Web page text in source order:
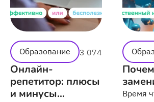
Образование 3 074
Онлайн-
репетитор: плюсы
и минусы
Время